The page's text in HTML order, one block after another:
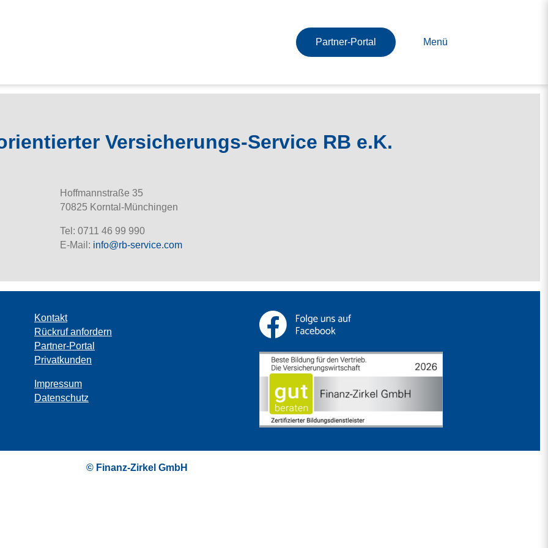
Partner-Portal Menü
Versicherungs-Service RB e.K.
Hoffmannstraße 35
70825 Korntal-Münchingen
Tel: 0711 46 99 990
E-Mail: info@rb-service.com
Kontakt
Rückruf anfordern
Partner-Portal
Privatkunden
Impressum
Datenschutz
© Finanz-Zirkel GmbH